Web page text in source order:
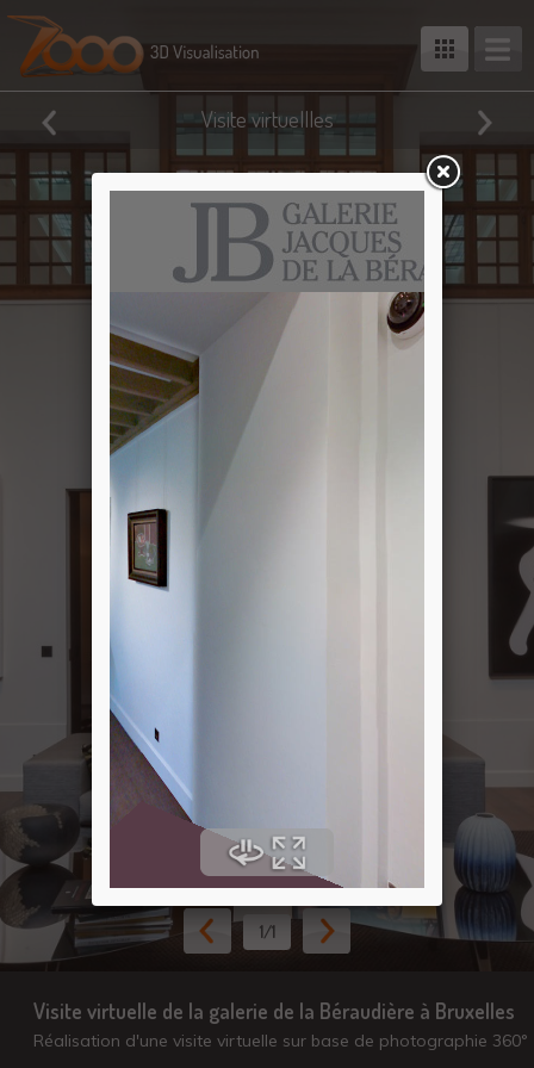
Visite virtuellles
1/1
Visite virtuelle de la galerie de la Béraudière à Bruxelles
Réalisation d'une visite virtuelle sur base de photographie 360°